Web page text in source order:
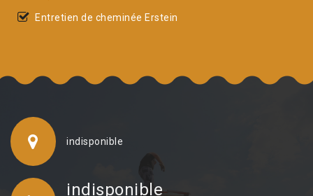
Entretien de cheminée Erstein
indisponible
indisponible